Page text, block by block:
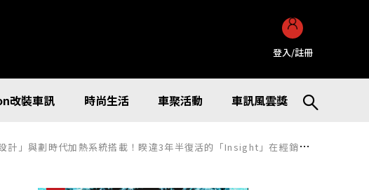
登入/註冊
改裝車訊 時尚生活 車聚活動 車訊風雲獎
代加熱系統搭載！睽違3年半復活的「Insight」在經銷據點也成為話題焦點